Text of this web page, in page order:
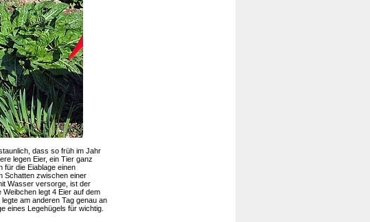
dass so früh im Jahr
legen Eier, ein Tier ganz
die Eiablage einen
Schatten zwischen einer
Wasser versorge, ist der
legt 4 Eier auf dem
am anderen Tag genau an
eines Legehügels für wichtig.